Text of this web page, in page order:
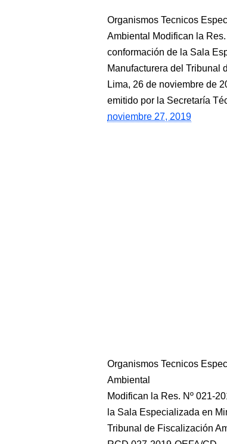
Organismos Tecnicos
Ambiental Modifican la
conformación de la Sala
Manufacturera del Tribunal
Lima, 26 de noviembre de
emitido por la Secretaría
noviembre 27, 2019
Organismos Tecnicos
Ambiental
Modifican la Res. Nº 021-
la Sala Especializada en
Tribunal de Fiscalización